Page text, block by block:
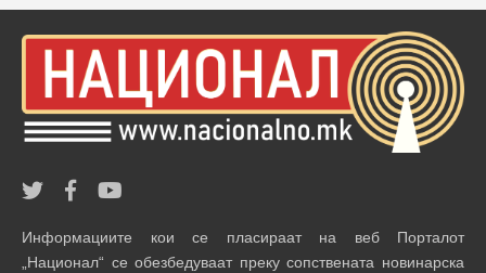
Информациите кои се пласираат на веб Порталот
„Национал“ се обезбедуваат преку сопствената новинарска